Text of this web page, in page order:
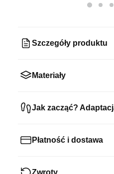
Szczegóły produktu
Materiały
Jak zacząć?
Płatność i dostawa
Zwroty